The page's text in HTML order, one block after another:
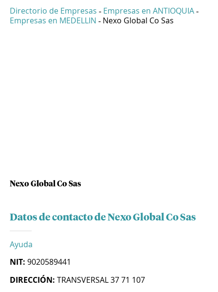
Directorio de Empresas - Empresas en ANTIOQUIA -
Empresas en MEDELLIN - Nexo Global Co Sas
Nexo Global Co Sas
Datos de contacto de Nexo Global Co Sas
Ayuda
NIT: 9020589441
DIRECCIÓN: TRANSVERSAL 37 71 107